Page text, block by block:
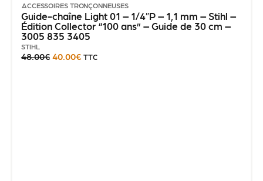
ACCESSOIRES TRONÇONNEUSES
Guide-chaîne Light 01 – 1/4″P – 1,1 mm – Stihl –
Édition Collector “100 ans” – Guide de 30 cm –
3005 835 3405
STIHL
48.00€ 40.00€ TTC